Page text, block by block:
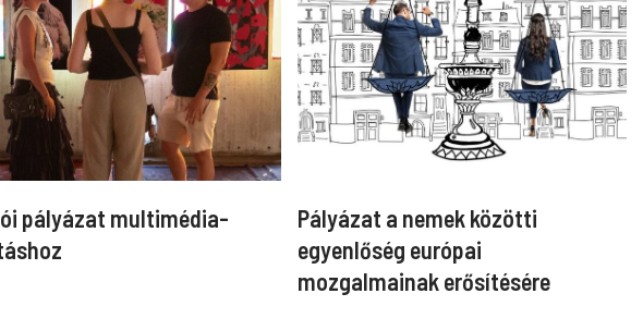
pályázat multimédia-
Pályázat a nemek közötti
egyenlőség európai
mozgalmainak erősítésére